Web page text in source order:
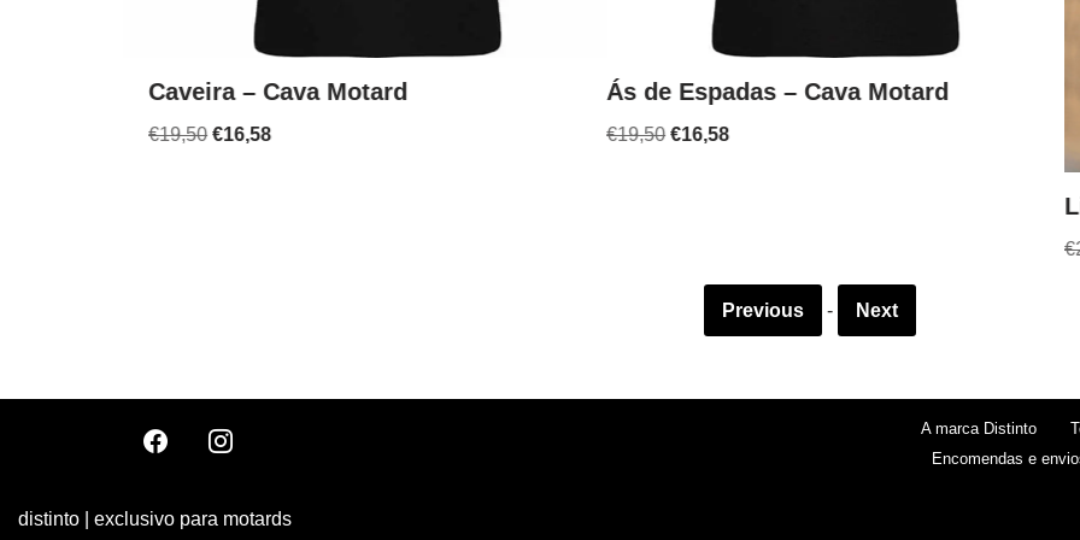
Caveira – Cava Motard
19,50 €16,58
Ás de Espadas – Cava Motard
19,50 €16,58
Previous - Next
A marca Distinto
Encomendas e
distinto | exclusivo para motards